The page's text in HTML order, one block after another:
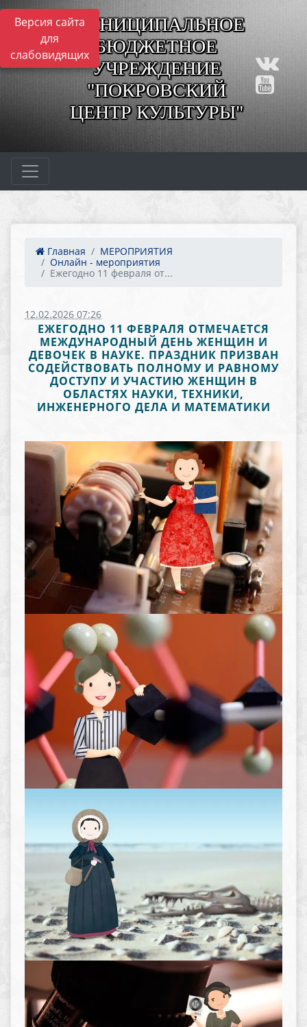
Версия сайта
для
слабовидящих
МУНИЦИПАЛЬНОЕ
БЮДЖЕТНОЕ
УЧРЕЖДЕНИЕ
"ПОКРОВСКИЙ
ЦЕНТР КУЛЬТУРЫ"
Главная
МЕРОПРИЯТИЯ
Онлайн - мероприятия
Ежегодно 11 февраля от...
12.02.2026 07:26
ЕЖЕГОДНО 11 ФЕВРАЛЯ ОТМЕЧАЕТСЯ
МЕЖДУНАРОДНЫЙ ДЕНЬ ЖЕНЩИН И
ДЕВОЧЕК В НАУКЕ. ПРАЗДНИК ПРИЗВАН
СОДЕЙСТВОВАТЬ ПОЛНОМУ И РАВНОМУ
ДОСТУПУ И УЧАСТИЮ ЖЕНЩИН В
ОБЛАСТЯХ НАУКИ, ТЕХНИКИ,
ИНЖЕНЕРНОГО ДЕЛА И МАТЕМАТИКИ